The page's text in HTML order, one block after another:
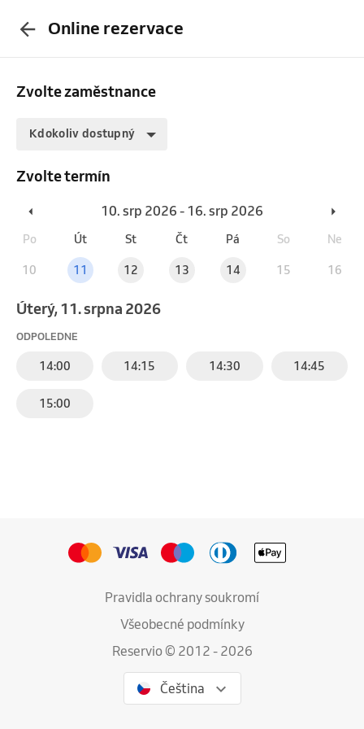
Online rezervace
Zvolte zaměstnance
Kdokoliv dostupný
Zvolte termín
10. srp 2026 - 16. srp 2026
Po Út St Čt Pá So Ne
10 11 12 13 14 15 16
úterý, 11. srpna 2026
ODPOLEDNE
14:00 14:15 14:30 14:45
15:00
Pravidla ochrany soukromí
Všeobecné podmínky
Reservio © 2012 - 2026
Čeština